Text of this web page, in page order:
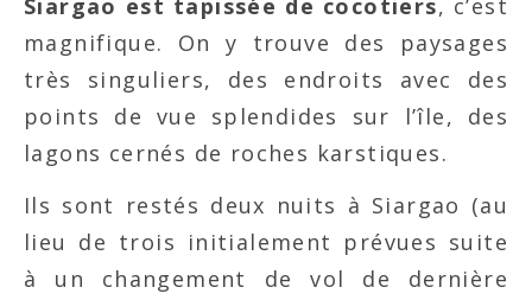
Siargao est tapissée de cocotiers, c’est
magnifique. On y trouve des paysages
très singuliers, des endroits avec des
points de vue splendides sur l’île, des
lagons cernés de roches karstiques.
Ils sont restés deux nuits à Siargao (au
lieu de trois initialement prévues suite
à un changement de vol de dernière